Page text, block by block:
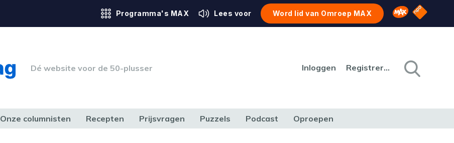
Programma's MAX Lees voor Word lid van Omroep MAX Omroep MAX
NPO
Dé website voor de 50-plusser Inloggen Registreren
Onze columnisten Recepten Prijsvragen Puzzels Podcast Oproepen